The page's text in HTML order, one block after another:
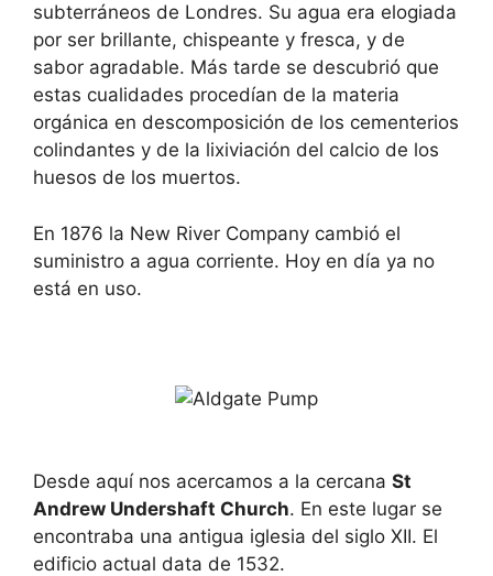
subterráneos de Londres. Su agua era elogiada
por ser brillante, chispeante y fresca, y de
sabor agradable. Más tarde se descubrió que
estas cualidades procedían de la materia
orgánica en descomposición de los cementerios
colindantes y de la lixiviación del calcio de los
huesos de los muertos.
En 1876 la New River Company cambió el
suministro a agua corriente. Hoy en día ya no
está en uso.
Desde aquí nos acercamos a la cercana St
Andrew Undershaft Church. En este lugar se
encontraba una antigua iglesia del siglo XII. El
edificio actual data de 1532.